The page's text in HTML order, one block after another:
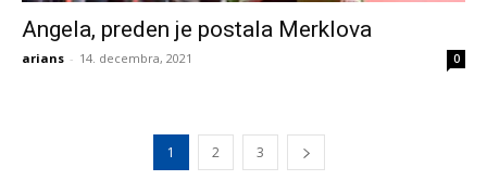
Angela, preden je postala Merklova
arians - 14. decembra, 2021 0
1 2 3